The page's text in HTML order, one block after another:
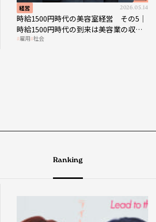
経営 2026.05.14
時給1500円時代の美容室経営 その5｜
時給1500円時代の到来は美容業の収益
構造を見直す契機
雇用 社会
Ranking